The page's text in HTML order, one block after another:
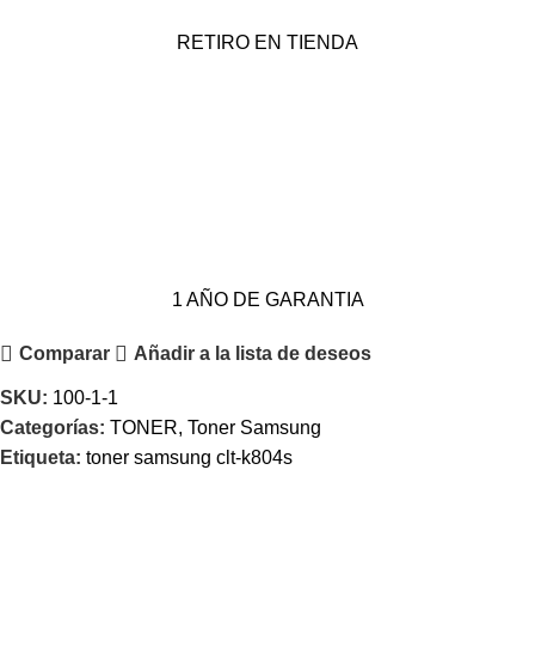
RETIRO EN TIENDA
1 AÑO DE GARANTIA
Comparar Añadir a la lista de deseos
SKU: 100-1-1
Categorías: TONER, Toner Samsung
Etiqueta: toner samsung clt-k804s